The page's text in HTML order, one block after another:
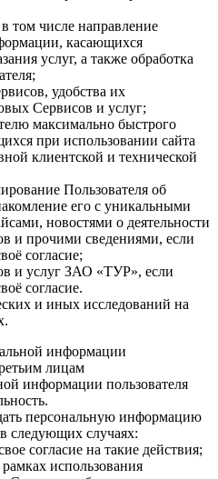
том числе направление
касающихся
услуг, а также обработка
удобства их
Сервисов и услуг;
максимально быстрого
при использовании сайта
клиентской и технической
Пользователя об
его с уникальными
новостями о деятельности
и прочими сведениями, если
согласие;
и услуг ЗАО «ТУР», если
согласие.
и иных исследований на
информации
лицам
информации пользователя
персональную информацию
следующих случаях:
согласие на такие действия;
использования